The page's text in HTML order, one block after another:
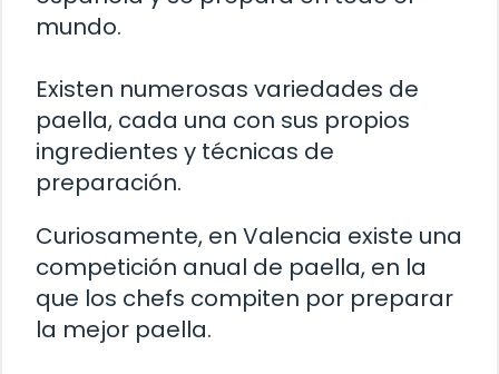
mundo.
Existen numerosas variedades de
paella, cada una con sus propios
ingredientes y técnicas de
preparación.
Curiosamente, en Valencia existe una
competición anual de paella, en la
que los chefs compiten por preparar
la mejor paella.